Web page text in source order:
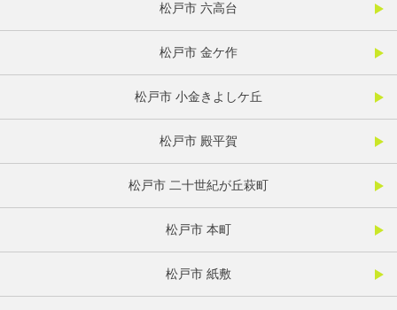
松戸市 六高台
松戸市 金ケ作
松戸市 小金きよしケ丘
松戸市 殿平賀
松戸市 二十世紀が丘萩町
松戸市 本町
松戸市 紙敷